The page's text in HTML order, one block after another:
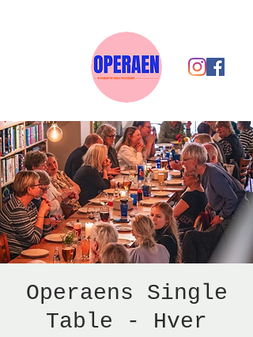
Operaens Single
Table - Hver